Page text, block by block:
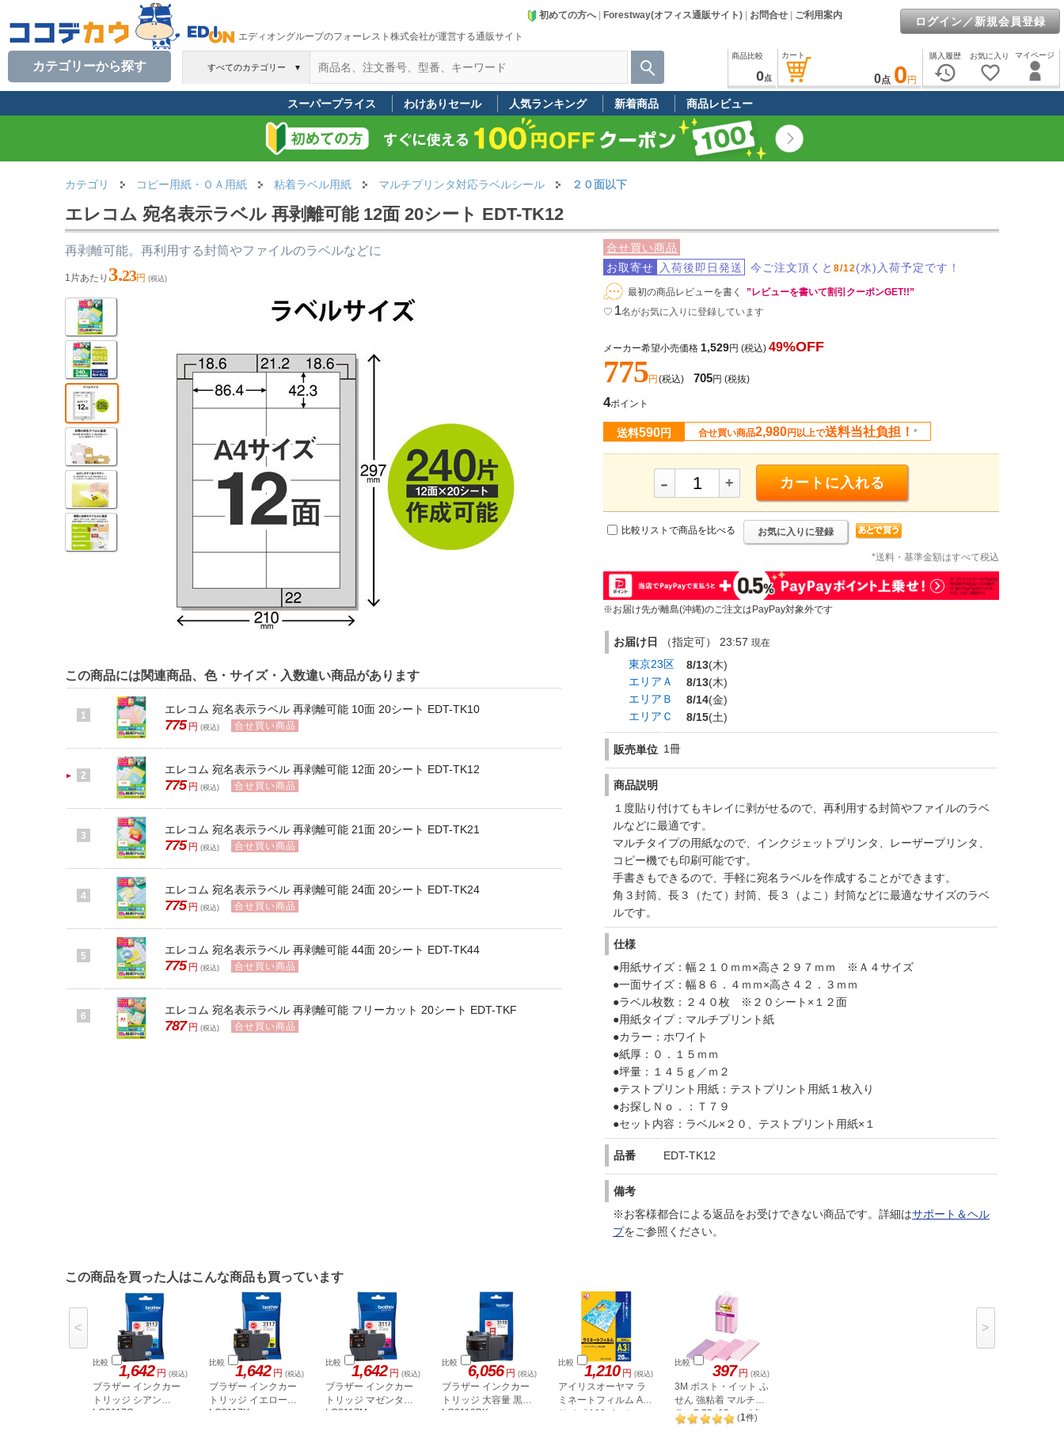
エディオングループのフォーレスト株式会社が運営する通販サイト
初めての方へ| Forestway(オフィス通販サイト) お問合せ ご利用案内 ログイン／新規会員登録
すべてのカテゴリー ▼
カテゴリーから探す
マイページ
お気に入り
favorite_border
購入履歴
history
カート
0点 0 円
商品比較
0点
スーパープライス わけありセール 人気ランキング 新着商品 商品レビュー
カテゴリ コピー用紙・ＯＡ用紙 粘着ラベル用紙 マルチプリンタ対応ラベルシール ２０面以下
エレコム 宛名表示ラベル 再剥離可能 12面 20シート EDT-TK12
合せ買い商品
お取寄せ
入荷後即日発送 今ご注文頂くと 8/12(水)入荷予定です！
最初の商品レビューを書く
”レビューを書いて割引クーポンGET!!”
♡ 1名がお気に入りに登録しています
メーカー希望小売価格 1,529円 (税込) 49%OFF
775円 (税込) 705円 (税抜)
4ポイント
送料590円 合せ買い商品2,980円以上で送料当社負担！ *
- + カートに入れる
比較リストで商品を比べる お気に入りに登録
*送料・基準金額はすべて税込
※お届け先が離島(沖縄)のご注文はPayPay対象外です
お届け日 （指定可） 23:57 現在
東京23区 8/13(木)
エリアＡ
8/13(木)
エリアＢ
8/14(金)
エリアＣ
8/15(土)
販売単位 1冊
商品説明
１度貼り付けてもキレイに剥がせるので、再利用する封筒やファイルのラベ
ルなどに最適です。
マルチタイプの用紙なので、インクジェットプリンタ、レーザープリンタ、
コピー機でも印刷可能です。
手書きもできるので、手軽に宛名ラベルを作成することができます。
角３封筒、長３（たて）封筒、長３（よこ）封筒などに最適なサイズのラベ
ルです。
仕様
●用紙サイズ：幅２１０ｍｍ×高さ２９７ｍｍ ※Ａ４サイズ
●一面サイズ：幅８６．４ｍｍ×高さ４２．３ｍｍ
●ラベル枚数：２４０枚 ※２０シート×１２面
●用紙タイプ：マルチプリント紙
●カラー：ホワイト
●紙厚：０．１５ｍｍ
●坪量：１４５ｇ／ｍ２
●テストプリント用紙：テストプリント用紙１枚入り
●お探しＮｏ．：Ｔ７９
●セット内容：ラベル×２０、テストプリント用紙×１
品番 EDT-TK12
備考
※お客様都合による返品をお受けできない商品です。詳細はサポート＆ヘル
プをご参照ください。
再剥離可能。再利用する封筒やファイルのラベルなどに
1片あたり 3.23円 (税込)
この商品には関連商品、色・サイズ・入数違い商品があります
1 エレコム 宛名表示ラベル 再剥離可能 10面 20シート EDT-TK10
775 円 (税込) 合せ買い商品
2 エレコム 宛名表示ラベル 再剥離可能 12面 20シート EDT-TK12
775 円 (税込) 合せ買い商品
3 エレコム 宛名表示ラベル 再剥離可能 21面 20シート EDT-TK21
775 円 (税込) 合せ買い商品
4 エレコム 宛名表示ラベル 再剥離可能 24面 20シート EDT-TK24
775 円 (税込) 合せ買い商品
5 エレコム 宛名表示ラベル 再剥離可能 44面 20シート EDT-TK44
775 円 (税込) 合せ買い商品
6 エレコム 宛名表示ラベル 再剥離可能 フリーカット 20シート EDT-TKF
787 円 (税込) 合せ買い商品
この商品を買った人はこんな商品も買っています
比較 1,642 円 (税込)
ブラザー インクカー
トリッジ シアン
LC3117C
比較 1,642 円 (税込)
ブラザー インクカー
トリッジ イエロー
LC3117Y
比較 1,642 円 (税込)
ブラザー インクカー
トリッジ マゼンタ
LC3117M
比較 6,056 円 (税込)
ブラザー インクカー
トリッジ 大容量 黒
LC3119BK
比較 1,210 円 (税込)
アイリスオーヤマ ラ
ミネートフィルム A3
サイズ 100μ(ミクロ
比較 397 円 (税込)
3M ポスト・イット ふ
せん 強粘着 マルチカ
ラー7 75×25mm 4色
8冊 500SS-MC-7N
(1件)
< >